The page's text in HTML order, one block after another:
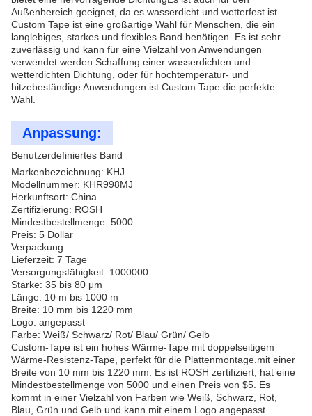
Außenbereich geeignet, da es wasserdicht und wetterfest ist.
Custom Tape ist eine großartige Wahl für Menschen, die ein
langlebiges, starkes und flexibles Band benötigen. Es ist sehr
zuverlässig und kann für eine Vielzahl von Anwendungen
verwendet werden.Schaffung einer wasserdichten und
wetterdichten Dichtung, oder für hochtemperatur- und
hitzebeständige Anwendungen ist Custom Tape die perfekte
Wahl.
Anpassung:
Benutzerdefiniertes Band
Markenbezeichnung: KHJ
Modellnummer: KHR998MJ
Herkunftsort: China
Zertifizierung: ROSH
Mindestbestellmenge: 5000
Preis: 5 Dollar
Verpackung:
Lieferzeit: 7 Tage
Versorgungsfähigkeit: 1000000
Stärke: 35 bis 80 μm
Länge: 10 m bis 1000 m
Breite: 10 mm bis 1220 mm
Logo: angepasst
Farbe: Weiß/ Schwarz/ Rot/ Blau/ Grün/ Gelb
Custom-Tape ist ein hohes Wärme-Tape mit doppelseitigem
Wärme-Resistenz-Tape, perfekt für die Plattenmontage.mit einer
Breite von 10 mm bis 1220 mm. Es ist ROSH zertifiziert, hat eine
Mindestbestellmenge von 5000 und einen Preis von $5. Es
kommt in einer Vielzahl von Farben wie Weiß, Schwarz, Rot,
Blau, Grün und Gelb und kann mit einem Logo angepasst